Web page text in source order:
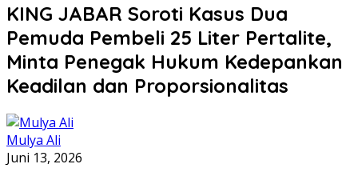
KING JABAR Soroti Kasus Dua
Pemuda Pembeli 25 Liter Pertalite,
Minta Penegak Hukum Kedepankan
Keadilan dan Proporsionalitas
Mulya Ali
Juni 13, 2026